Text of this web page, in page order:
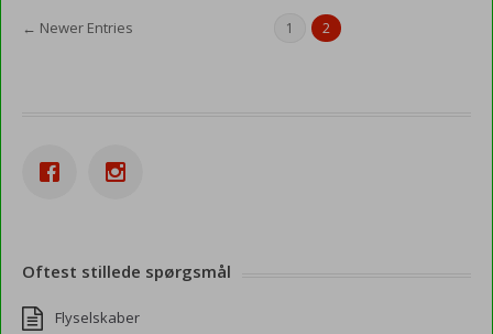
← Newer Entries 1 2
Oftest stillede spørgsmål
Flyselskaber